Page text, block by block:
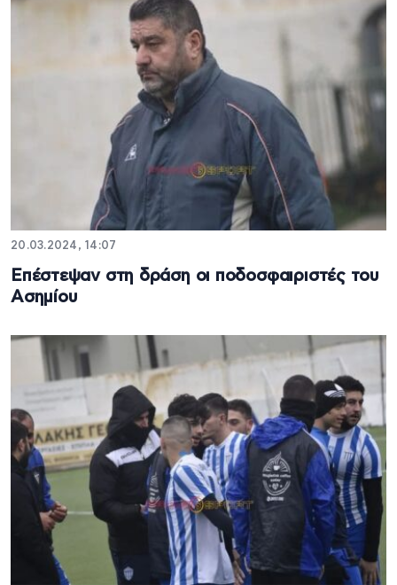
20.03.2024, 14:07
Επέστεψαν στη δράση οι ποδοσφαιριστές του
Ασημίου